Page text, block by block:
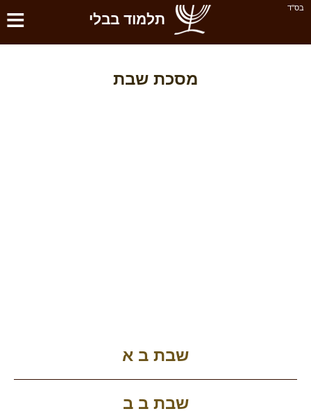
בס''ד ≡ תלמוד בבלי
מסכת שבת
שבת ב א
שבת ב ב